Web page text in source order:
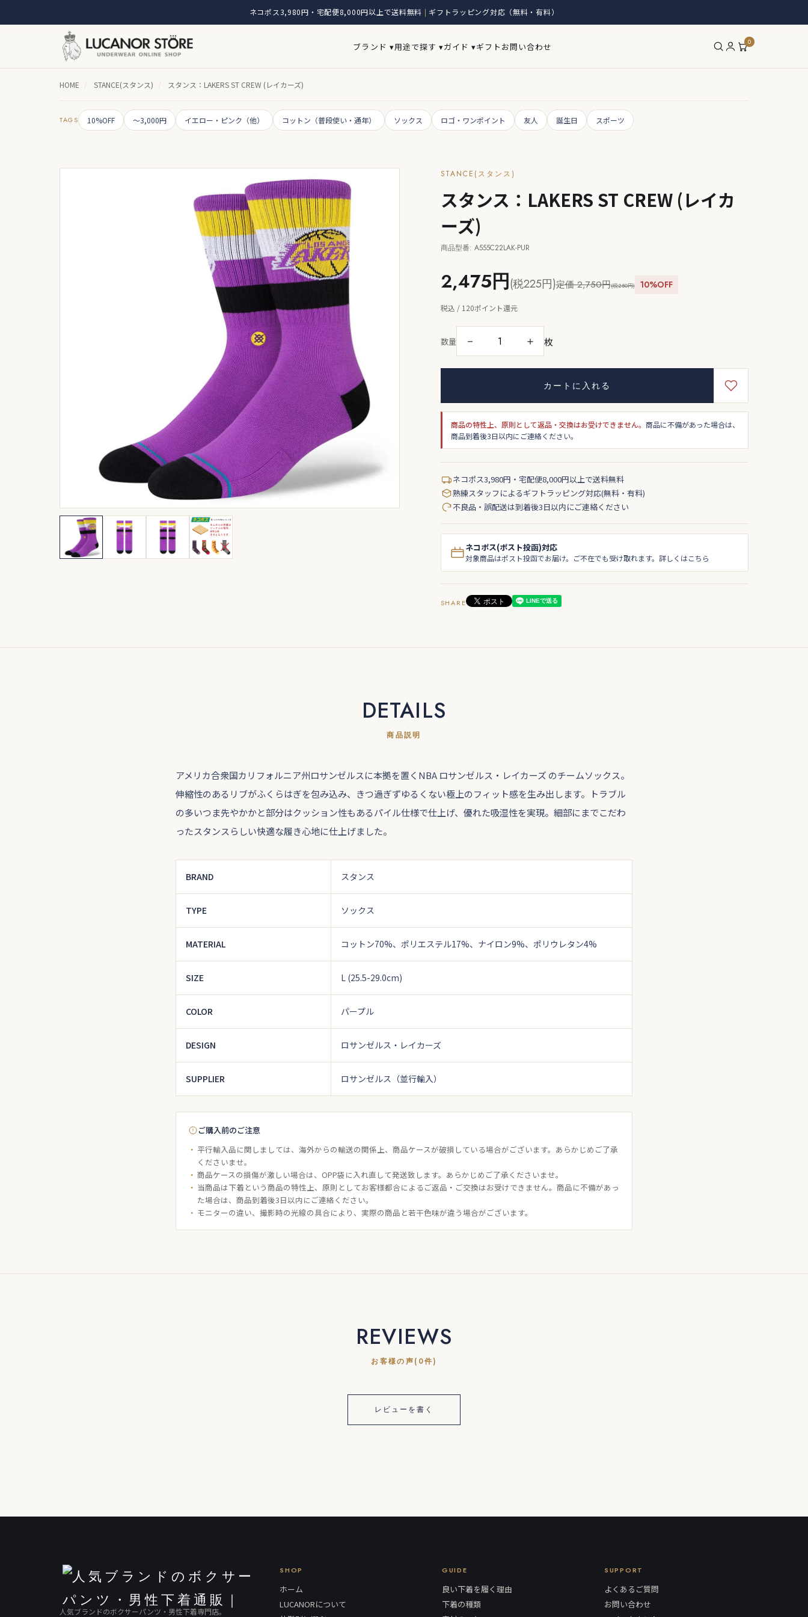
ネコポス3,980円・宅配便8,000円以上で送料無料 | ギフトラッピング対応（無料・有料）
ブランド ▾用途で探す ▾ガイド ▾ギフト お問い合わせ 0
HOME / STANCE(スタンス) / スタンス：LAKERS ST CREW (レイカーズ)
TAGS 10%OFF ～3,000円 イエロー・ピンク（他） コットン（普段使い・通年） ソックス ロゴ・ワンポイント 友人 誕生日 スポーツ
STANCE(スタンス)
スタンス：LAKERS ST CREW (レイカ
ーズ)
商品型番: A555C22LAK-PUR
2,475円(税225円)定価 2,750円(税250円) 10%OFF
税込 / 120ポイント還元
数量 － ＋ 枚
カートに入れる
商品の特性上、原則として返品・交換はお受けできません。 商品に不備があった場合は、
商品到着後3日以内にご連絡ください。
ネコポス3,980円・宅配便8,000円以上で送料無料
熟練スタッフによるギフトラッピング対応(無料・有料)
不良品・誤配送は到着後3日以内にご連絡ください
ネコポス(ポスト投函)対応
対象商品はポスト投函でお届け。ご不在でも受け取れます。詳しくはこちら
SHARE
DETAILS
商品説明
アメリカ合衆国カリフォルニア州ロサンゼルスに本拠を置くNBA ロサンゼルス・レイカーズ のチームソックス。
伸縮性のあるリブがふくらはぎを包み込み、きつ過ぎずゆるくない極上のフィット感を生み出します。トラブル
の多いつま先やかかと部分はクッション性もあるパイル仕様で仕上げ、優れた吸湿性を実現。細部にまでこだわ
ったスタンスらしい快適な履き心地に仕上げました。
BRAND スタンス
TYPE ソックス
MATERIAL コットン70%、ポリエステル17%、ナイロン9%、ポリウレタン4%
SIZE L (25.5-29.0cm)
COLOR パープル
DESIGN ロサンゼルス・レイカーズ
SUPPLIER ロサンゼルス（並行輸入）
ご購入前のご注意
平行輸入品に関しましては、海外からの輸送の関係上、商品ケースが破損している場合がございます。あらかじめご了承
くださいませ。
商品ケースの損傷が激しい場合は、OPP袋に入れ直して発送致します。あらかじめご了承くださいませ。
当商品は下着という商品の特性上、原則としてお客様都合によるご返品・ご交換はお受けできません。商品に不備があっ
た場合は、商品到着後3日以内にご連絡ください。
モニターの違い、撮影時の光線の具合により、実際の商品と若干色味が違う場合がございます。
REVIEWS
お客様の声(0件)
レビューを書く
人気ブランドのボクサーパンツ・男性下着専門店。
SHOP
ホーム
LUCANORについて
GUIDE
良い下着を履く理由
下着の種類
SUPPORT
よくあるご質問
お問い合わせ